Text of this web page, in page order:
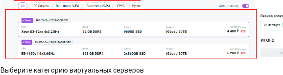
Выберите категорию виртуальных серверов